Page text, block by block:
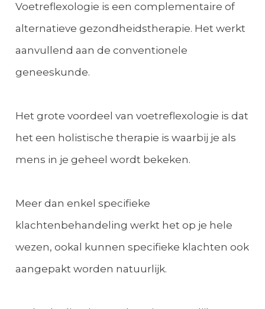
Voetreflexologie is een complementaire of
alternatieve gezondheidstherapie. Het werkt
aanvullend aan de conventionele
geneeskunde.
Het grote voordeel van voetreflexologie is dat
het een holistische therapie is waarbij je als
mens in je geheel wordt bekeken.
Meer dan enkel specifieke
klachtenbehandeling werkt het op je hele
wezen, ookal kunnen specifieke klachten ook
aangepakt worden natuurlijk.